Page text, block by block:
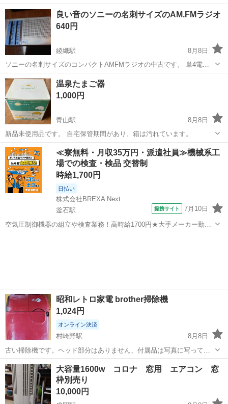
ん。 ジンオウガ 尻尾、顔の役物も正常に動作します。 あくまで中古
品という事をご理解、了承の上ご購入を検討してください。 値下げ交
渉可能です！ 無段階ボリューム...
岩手 西磐井郡 平泉駅 映像プレーヤー、レコーダー
良い音のソニーの名刺サイズのAM.FMラジオ
640円
綾織駅
8月8日
ソニーの名刺サイズのコンパクトAMFMラジオの中古です。 単4電池2
本使用します。 イヤホーンはありません。中古で良ければお付けしま
す。 室内運動時に使おうと買いましたが、あまり使用しないまま、し
まっていた物です。 ...
岩手 花巻市 綾織駅 オーディオ
温泉たまご器
1,000円
青山駅
8月8日
新品未使用品です。 自宅保管期間があり、箱は汚れています。
岩手 盛岡市 青山駅 キッチン家電
≪寮無料・月収35万円・派遣社員≫機械系工
場での検査・検品 交替制
時給1,700円
日払い
株式会社BREXA Next
釜石駅
提携サイト 7月10日
空気圧制御機器の組立や検査業務！高時給1700円★大手メーカー勤
昭和レトロ家電 brother掃除機
1,024円
オンライン決済
村崎野駅
8月8日
古い掃除機です。ヘッド部分はありません、付属品は写真に写ってる
もののみです。動作未確認です。直接取りに来れる方でお願いしま
す。
岩手 北上市 村崎野駅
大容量1600w コロナ 窓用 エアコン 窓
枠別売り
10,000円